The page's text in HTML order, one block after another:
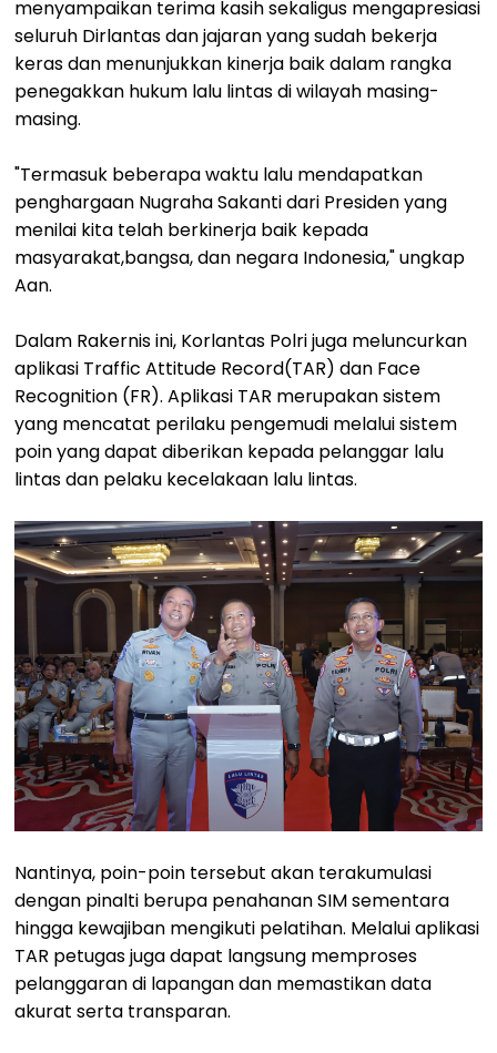
menyampaikan terima kasih sekaligus mengapresiasi
seluruh Dirlantas dan jajaran yang sudah bekerja
keras dan menunjukkan kinerja baik dalam rangka
penegakkan hukum lalu lintas di wilayah masing-
masing.
"Termasuk beberapa waktu lalu mendapatkan
penghargaan Nugraha Sakanti dari Presiden yang
menilai kita telah berkinerja baik kepada
masyarakat,bangsa, dan negara Indonesia," ungkap
Aan.
Dalam Rakernis ini, Korlantas Polri juga meluncurkan
aplikasi Traffic Attitude Record(TAR) dan Face
Recognition (FR). Aplikasi TAR merupakan sistem
yang mencatat perilaku pengemudi melalui sistem
poin yang dapat diberikan kepada pelanggar lalu
lintas dan pelaku kecelakaan lalu lintas.
Nantinya, poin-poin tersebut akan terakumulasi
dengan pinalti berupa penahanan SIM sementara
hingga kewajiban mengikuti pelatihan. Melalui aplikasi
TAR petugas juga dapat langsung memproses
pelanggaran di lapangan dan memastikan data
akurat serta transparan.